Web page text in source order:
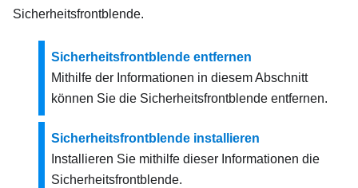
Sicherheitsfrontblende.
Sicherheitsfrontblende entfernen
Mithilfe der Informationen in diesem Abschnitt
können Sie die Sicherheitsfrontblende entfernen.
Sicherheitsfrontblende installieren
Installieren Sie mithilfe dieser Informationen die
Sicherheitsfrontblende.